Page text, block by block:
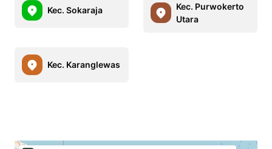
Kec. Sokaraja
Kec. Purwokerto
Utara
Kec. Karanglewas